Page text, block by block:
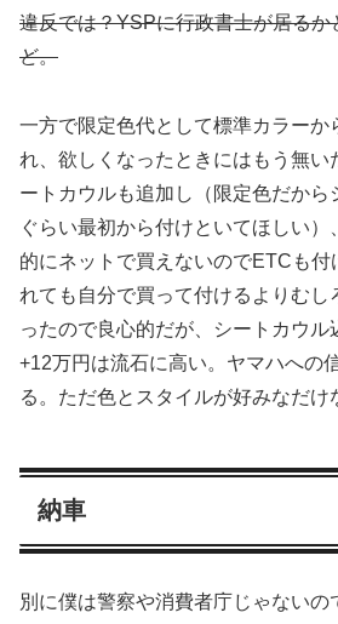
違反では？YSPに行政書士が居るか
ど。
一方で限定色代として標準カラーか
れ、欲しくなったときにはもう無い
ートカウルも追加し（限定色だから
ぐらい最初から付けといてほしい）
的にネットで買えないのでETCも付
れても自分で買って付けるよりむし
ったので良心的だが、シートカウル
+12万円は流石に高い。ヤマハへの
る。ただ色とスタイルが好みなだけ
納車
別に僕は警察や消費者庁じゃないの